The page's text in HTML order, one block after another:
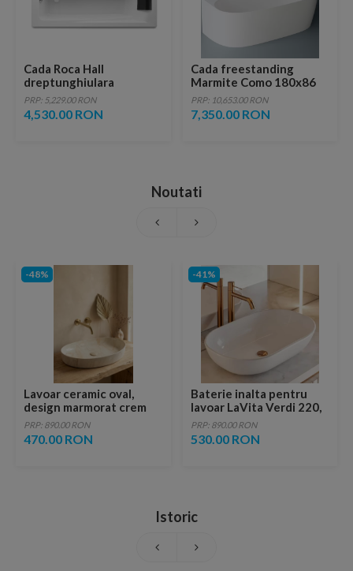
Cada Roca Hall
dreptunghiulara
170x75xH42 cm
PRP: 5,229.00 RON
4,530.00 RON
Cada freestanding
Marmite Como 180x86
cm din compozit alb
PRP: 10,653.00 RON
7,350.00 RON
Noutati
-48%
Lavoar ceramic oval,
design marmorat crem
lucios cu vene aurii,
ventil inclus
PRP: 890.00 RON
470.00 RON
-41%
Baterie inalta pentru
lavoar LaVita Verdi 220,
fara ventil, brushed
copper
PRP: 890.00 RON
530.00 RON
Istoric